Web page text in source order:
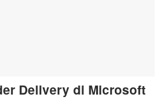
Delivery di Microsoft